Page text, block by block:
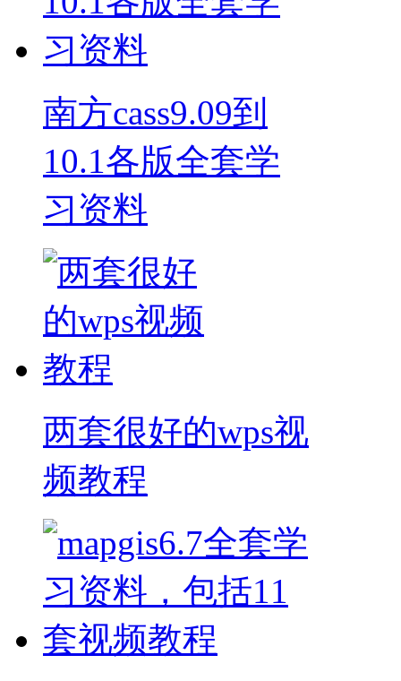
南方cass9.09到
10.1各版全套学
习资料
两套很好的wps视
频教程